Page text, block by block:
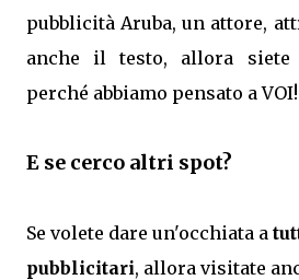
pubblicità Aruba, un attore,
anche il testo, allora
perché abbiamo pensato a VOI!
E se cerco altri spot?
Se volete dare un'occhiata a
pubblicitari, allora visitate